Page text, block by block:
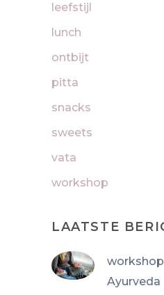
leefstijl
lunch
ontbijt
pitta
snacks
sweets
vata
workshop
LAATSTE
Ayurveda